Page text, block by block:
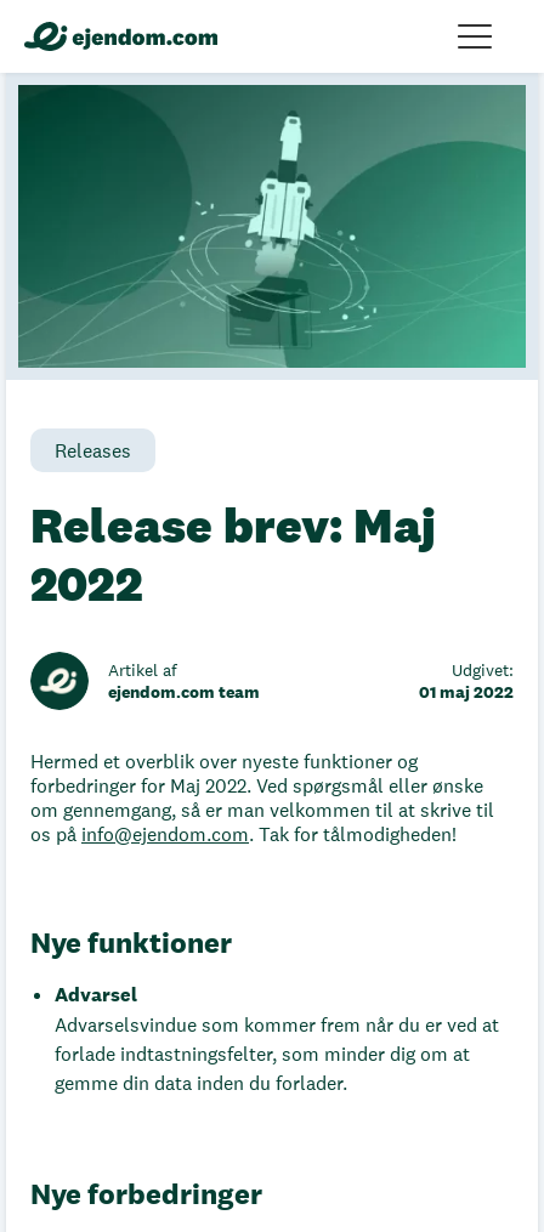
Releases
Release brev: Maj
2022
Artikel af
ejendom.com team
Udgivet:
01 maj 2022
Hermed et overblik over nyeste funktioner og
forbedringer for Maj 2022. Ved spørgsmål eller ønske
om gennemgang, så er man velkommen til at skrive til
os på info@ejendom.com. Tak for tålmodigheden!
Nye funktioner
Advarsel
Advarselsvindue som kommer frem når du er ved at
forlade indtastningsfelter, som minder dig om at
gemme din data inden du forlader.
Nye forbedringer